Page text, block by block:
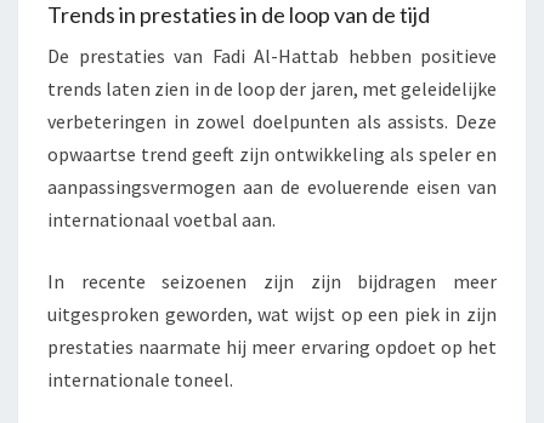
Trends in prestaties in de loop van de tijd
De prestaties van Fadi Al-Hattab hebben positieve
trends laten zien in de loop der jaren, met geleidelijke
verbeteringen in zowel doelpunten als assists. Deze
opwaartse trend geeft zijn ontwikkeling als speler en
aanpassingsvermogen aan de evoluerende eisen van
internationaal voetbal aan.
In recente seizoenen zijn zijn bijdragen meer
uitgesproken geworden, wat wijst op een piek in zijn
prestaties naarmate hij meer ervaring opdoet op het
internationale toneel.